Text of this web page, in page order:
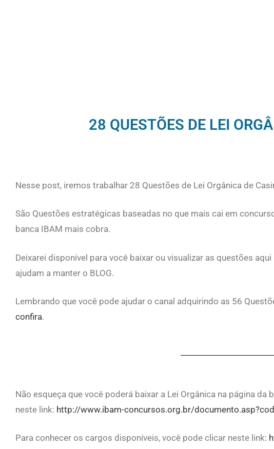
28 QUESTÕES DE LEI
Nesse post, iremos trabalhar 28 Questões de Lei Orgânica de
São Questões estratégicas baseadas no que mais cai em
banca IBAM mais cobra.
Deixarei disponível para você baixar ou visualizar as questões
ajudam a manter o BLOG.
Lembrando que você pode ajudar o canal adquirindo as 56
confira.
Não esqueça que você poderá baixar a Lei Orgânica na página
neste link: http://www.ibam-concursos.org.br/
Para conhecer os cargos disponíveis, você pode clicar neste link: